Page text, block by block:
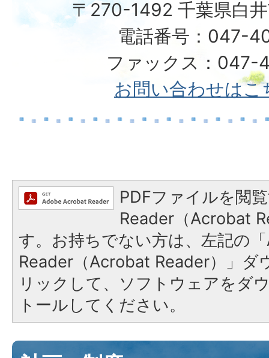
〒270-1492 千葉県白
電話番号：047-
ファックス：047-
お問い合わせはこ
PDFファイルを閲
Reader（Acrobat
す。お持ちでない方は、左記の
Reader（Acrobat Reader）」ダ
リックして、ソフトウェアをダ
トールしてください。